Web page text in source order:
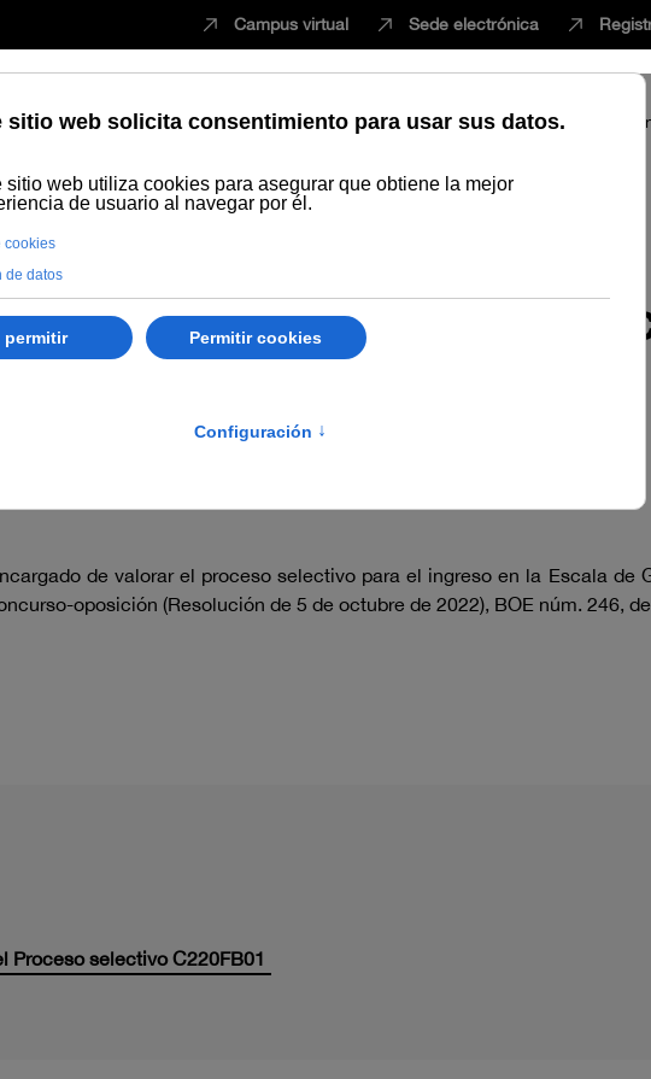
Campus virtual Sede electrónica
EstudiarInnovaciónVida universitariaProfesorado
de valorar el
de valorar el proceso selectivo para el ingreso en la Escala de
oposición (Resolución de 5 de octubre de 2022), BOE núm. 246,
Proceso selectivo C220FB01